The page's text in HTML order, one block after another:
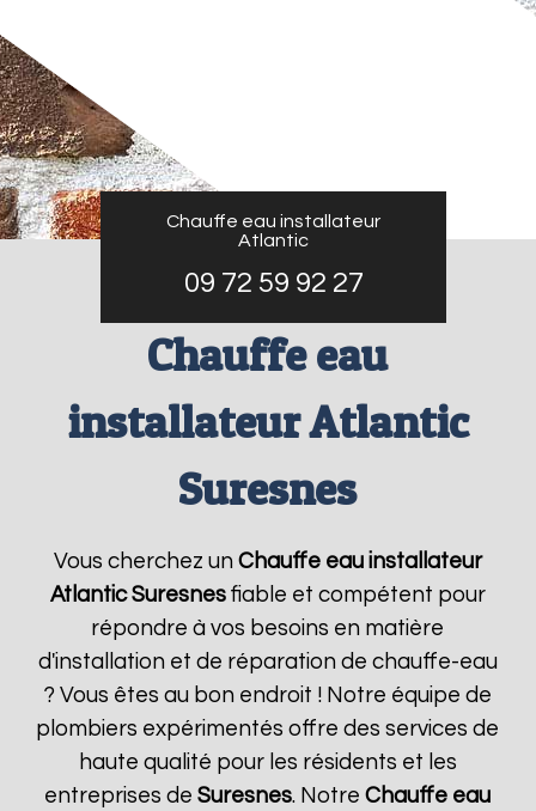
Chauffe eau installateur
Atlantic
09 72 59 92 27
Chauffe eau
installateur Atlantic
Suresnes
Vous cherchez un Chauffe eau installateur
Atlantic Suresnesfiable et compétent pour
répondre à vos besoins en matière
d'installation et de réparation de chauffe-eau
? Vous êtes au bon endroit ! Notre équipe de
plombiers expérimentés offre des services de
haute qualité pour les résidents et les
entreprises deSuresnes. NotreChauffe eau